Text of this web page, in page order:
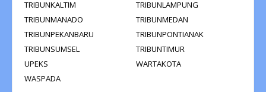
TRIBUNKALTIM
TRIBUNLAMPUNG
TRIBUNMANADO
TRIBUNMEDAN
TRIBUNPEKANBARU
TRIBUNPONTIANAK
TRIBUNSUMSEL
TRIBUNTIMUR
UPEKS
WARTAKOTA
WASPADA